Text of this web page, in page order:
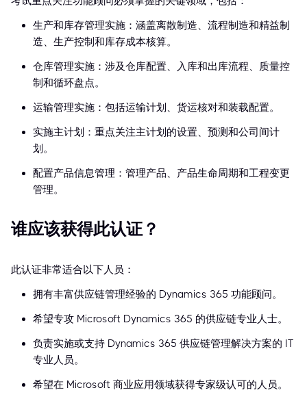
生产和库存管理实施：涵盖离散制造、流程制造和精益制
造、生产控制和库存成本核算。
仓库管理实施：涉及仓库配置、入库和出库流程、质量控
制和循环盘点。
运输管理实施：包括运输计划、货运核对和装载配置。
实施主计划：重点关注主计划的设置、预测和公司间计
划。
配置产品信息管理：管理产品、产品生命周期和工程变更
管理。
谁应该获得此认证？
此认证非常适合以下人员：
拥有丰富供应链管理经验的 Dynamics 365 功能顾问。
希望专攻 Microsoft Dynamics 365 的供应链专业人士。
负责实施或支持 Dynamics 365 供应链管理解决方案的 IT
专业人员。
希望在 Microsoft 商业应用领域获得专家级认可的人员。